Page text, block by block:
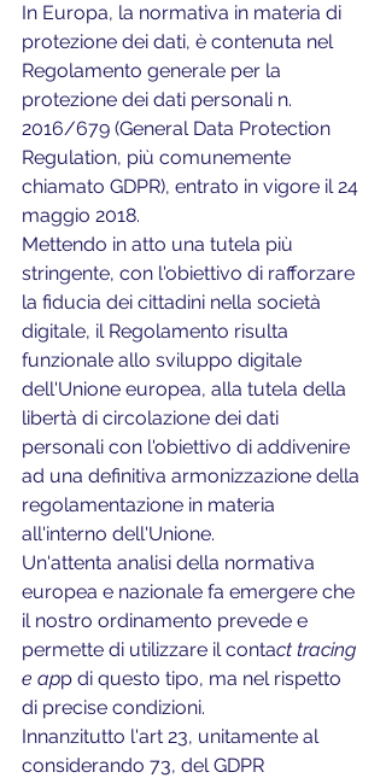
In Europa, la normativa in materia di
protezione dei dati, è contenuta nel
Regolamento generale per la
protezione dei dati personali n.
2016/679 (General Data Protection
Regulation, più comunemente
chiamato GDPR), entrato in vigore il 24
maggio 2018.
Mettendo in atto una tutela più
stringente, con l'obiettivo di rafforzare
la fiducia dei cittadini nella società
digitale, il Regolamento risulta
funzionale allo sviluppo digitale
dell'Unione europea, alla tutela della
libertà di circolazione dei dati
personali con l'obiettivo di addivenire
ad una definitiva armonizzazione della
regolamentazione in materia
all'interno dell'Unione.
Un'attenta analisi della normativa
europea e nazionale fa emergere che
il nostro ordinamento prevede e
permette di utilizzare il contact tracing
e app di questo tipo, ma nel rispetto
di precise condizioni.
Innanzitutto l'art 23, unitamente al
considerando 73, del GDPR